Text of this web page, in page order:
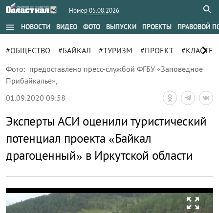
Номер 05.08.2026
menu НОВОСТИ ВИДЕО ФОТО ВЫПУСКИ ПРОЕКТЫ ПРАВОВОЙ
#ОБЩЕСТВО #БАЙКАЛ #ТУРИЗМ #ПРОЕКТ #КЛАСТЕР
chevron_right
Фото: предоставлено пресс-службой ФГБУ «Заповедное
Прибайкалье»,
01.09.2020 09:58
Эксперты АСИ оценили туристический
потенциал проекта «Байкал
драгоценный» в Иркутской области
zoom_out_map